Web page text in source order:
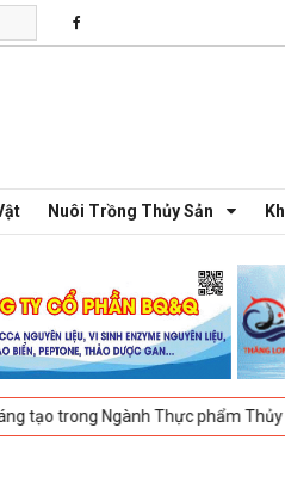
Nuôi Trồng Thủy Sản
Thực phẩm Thủy sản 2025 -08-